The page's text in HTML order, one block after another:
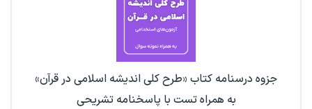
جزوه درسنامه کتاب «طرح کلی اندیشه اسلامی در قرآن»
به همراه تست با پاسخنامه تشریحی